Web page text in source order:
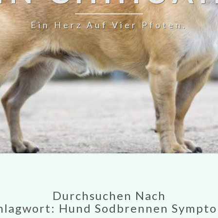
Ein Herz Auf Vier Pfoten.
Durchsuchen Nach
Hund Sodbrennen